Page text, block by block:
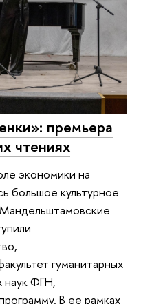
премьера
чтениях
экономики на
большое культурное
гуманитарных
наук ФГН,
В ее рамках